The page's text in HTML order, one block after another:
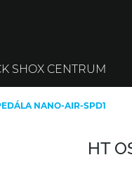
SHOX CENTRUM
NANO-AIR-SPD1
HT